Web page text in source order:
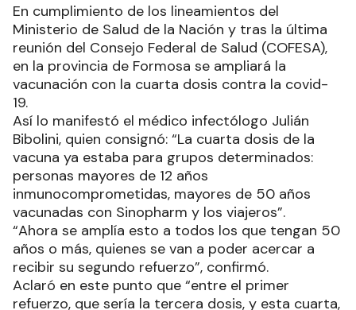
En cumplimiento de los lineamientos del
Ministerio de Salud de la Nación y tras la última
reunión del Consejo Federal de Salud (COFESA),
en la provincia de Formosa se ampliará la
vacunación con la cuarta dosis contra la covid-
19.
Así lo manifestó el médico infectólogo Julián
Bibolini, quien consignó: “La cuarta dosis de la
vacuna ya estaba para grupos determinados:
personas mayores de 12 años
inmunocomprometidas, mayores de 50 años
vacunadas con Sinopharm y los viajeros”.
“Ahora se amplía esto a todos los que tengan 50
años o más, quienes se van a poder acercar a
recibir su segundo refuerzo”, confirmó.
Aclaró en este punto que “entre el primer
refuerzo, que sería la tercera dosis, y esta cuarta,